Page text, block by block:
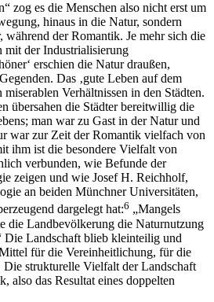
zog es die Menschen also nicht erst um
hinaus in die Natur, sondern
während der Romantik. Je mehr sich die
mit der Industrialisierung
erschien die Natur draußen,
Das ‚gute Leben auf dem
Verhältnissen in den Städten.
übersahen die Städter bereitwillig die
man war zu Gast in der Natur und
war zur Zeit der Romantik vielfach von
ihm ist die besondere Vielfalt von
verbunden, wie Befunde der
zeigen und wie Josef H. Reichholf,
an beiden Münchner Universitäten,
dargelegt hat:6 „Mangels
die Landbevölkerung die Naturnutzung
Die Landschaft blieb kleinteilig und
für die Vereinheitlichung, für die
strukturelle Vielfalt der Landschaft
also das Resultat eines doppelten